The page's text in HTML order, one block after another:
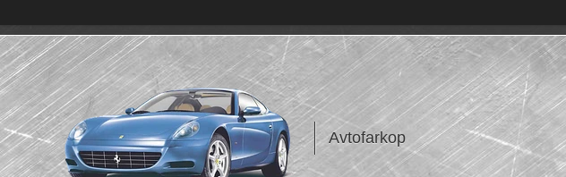
Avtofarkop